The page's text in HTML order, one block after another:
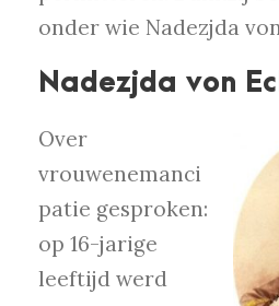
onder wie Nadezjda
Nadezjda von
Over
vrouwenemanci
patie gesproken:
op 16-jarige
leeftijd werd